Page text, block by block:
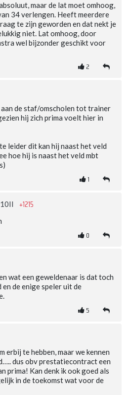
maar de lat moet omhoog,
34 verlengen. Heeft meerdere
te zijn geworden en dat nekt je
niet. Lat omhoog, door
wel bijzonder geschikt voor
2
de staf/omscholen tot trainer
hij zich prima voelt hier in
leider dit kan hij naast het veld
hoe hij is naast het veld mbt
1
+1215
0
wat een geweldenaar is dat toch
de enige speler uit de
5
erbij te hebben, maar we kennen
dus obv prestatiecontract een
prima! Kan denk ik ook goed als
in de toekomst wat voor de